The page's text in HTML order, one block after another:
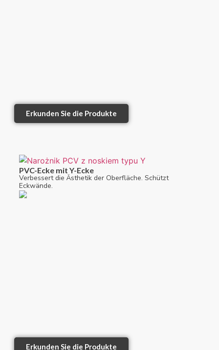
Erkunden Sie die Produkte
PVC-Ecke mit Y-Ecke
Verbessert die Ästhetik der Oberfläche. Schützt
Eckwände.
Erkunden Sie die Produkte